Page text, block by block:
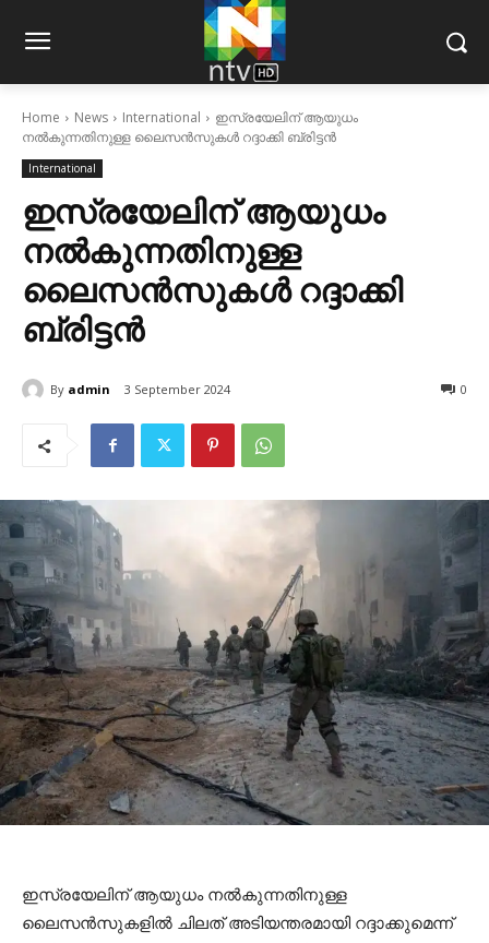
Home News International
ഇസ്രയേലിന് ആയുധം
നല്‍കുന്നതിനുള്ള ലൈസന്‍സുകള്‍ റദ്ദാക്കി ബ്രിട്ടന്‍
International
ഇസ്രയേലിന് ആയുധം
നല്‍കുന്നതിനുള്ള
ലൈസന്‍സുകള്‍ റദ്ദാക്കി
ബ്രിട്ടന്‍
By admin 3 September 2024 0
ഇസ്രയേലിന് ആയുധം നല്‍കുന്നതിനുള്ള
ലൈസന്‍സുകളില്‍ ചിലത്‌ അടിയന്തരമായി റദ്ദാക്കുമെന്ന്